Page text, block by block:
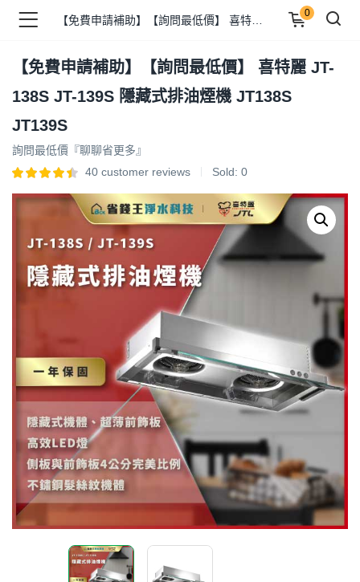
)
)
王 )
0
【免費申請補助】【詢問最低價】 喜特麗 JT-
138S JT-139S 隱藏式排油煙機 JT138S
JT139S
詢問最低價『聊聊省更多』
40 customer reviews Sold: 0